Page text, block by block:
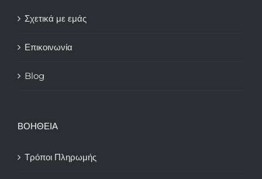
Σχετικά με εμάς
Επικοινωνία
Blog
ΒΟΗΘΕΙΑ
Τρόποι Πληρωμής